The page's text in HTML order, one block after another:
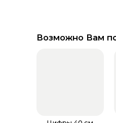
Возможно Вам